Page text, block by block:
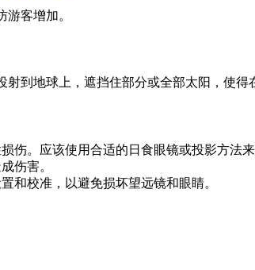
客增加。
到地球上，遮挡住部分或全部太阳，使
伤。应该使用合适的日食眼镜或投影方法
伤害。
和校准，以避免损坏望远镜和眼睛。